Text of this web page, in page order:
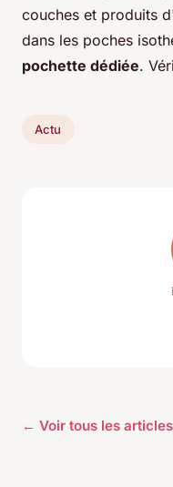
couches et produits
dans les poches
pochette dédiée.
Actu
← Voir tous les